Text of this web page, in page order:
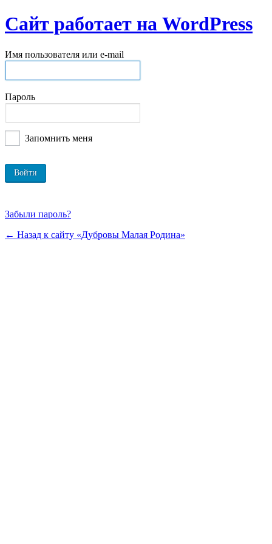
Сайт работает на WordPress
Имя пользователя или e-mail
Пароль
Запомнить меня
Забыли пароль?
← Назад к сайту «Дубровы Малая Родина»